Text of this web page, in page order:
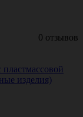
0 отзывов
изделия)